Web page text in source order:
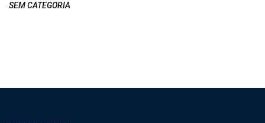
SEM CATEGORIA